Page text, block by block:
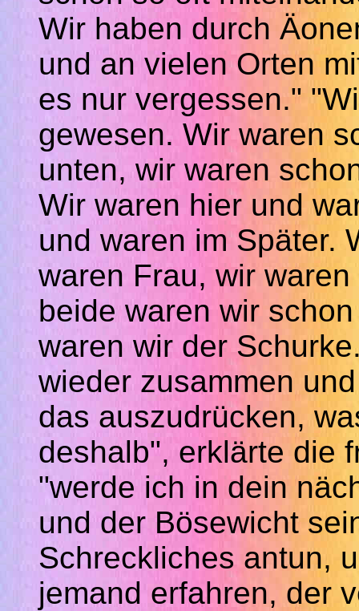
Wir haben durch
und an vielen Orten
es nur vergessen."
gewesen. Wir waren
unten, wir waren
Wir waren hier und
und waren im Später.
waren Frau, wir
beide waren wir
waren wir der
wieder zusammen
das auszudrücken,
deshalb", erklärte die
"werde ich in dein
und der Bösewicht
Schreckliches antun,
jemand erfahren, der